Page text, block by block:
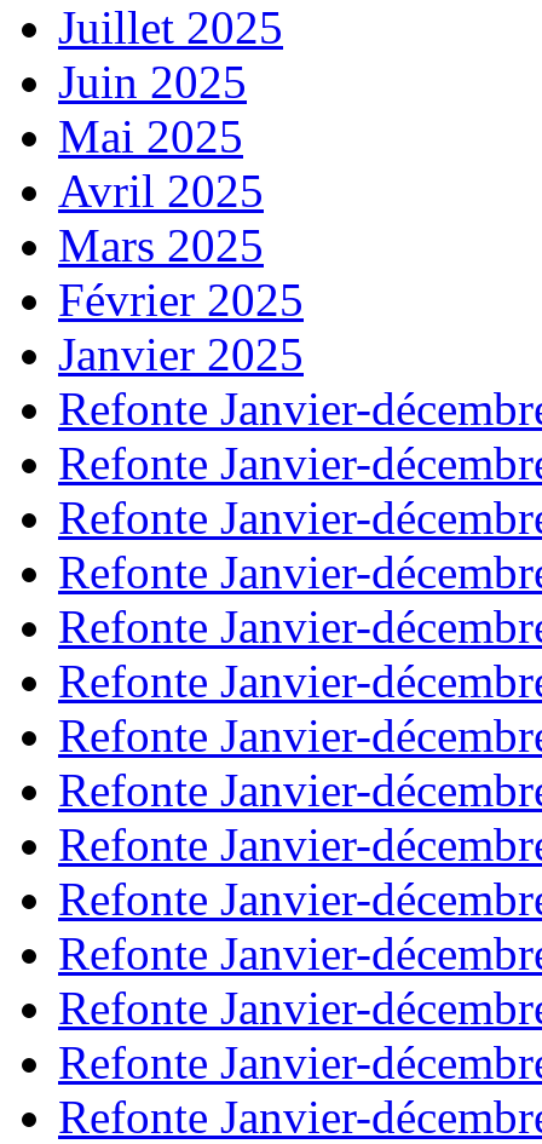
Juillet 2025
Juin 2025
Mai 2025
Avril 2025
Mars 2025
Février 2025
Janvier 2025
Refonte Janvier-
Refonte Janvier-
Refonte Janvier-
Refonte Janvier-
Refonte Janvier-
Refonte Janvier-
Refonte Janvier-
Refonte Janvier-
Refonte Janvier-
Refonte Janvier-
Refonte Janvier-
Refonte Janvier-
Refonte Janvier-
Refonte Janvier-